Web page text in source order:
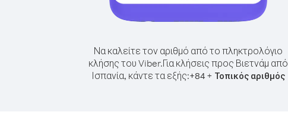
Να καλείτε τον αριθμό από το πληκτρολόγιο
κλήσης του Viber.Για κλήσεις προς Βιετνάμ από
Ισπανία, κάντε τα εξής:+84 + Τοπικός αριθμός